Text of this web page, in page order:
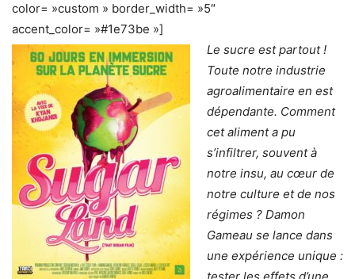
color= »custom » border_width= »5″
accent_color= »#1e73be »]
Le sucre est partout !
Toute notre industrie
agroalimentaire en est
dépendante. Comment
cet aliment a pu
s’infiltrer, souvent à
notre insu, au cœur de
notre culture et de nos
régimes ? Damon
Gameau se lance dans
une expérience unique :